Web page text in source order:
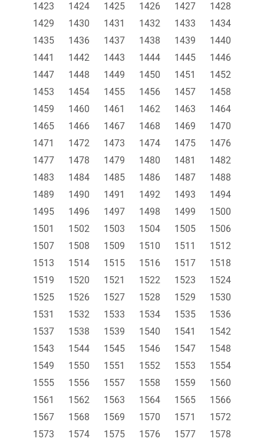
1423
1424 1425 1426 1427
1428
1429
1430 1431 1432 1433
1434
1435
1436 1437 1438 1439
1440
1441
1442 1443 1444 1445
1446
1447
1448 1449 1450 1451
1452
1453
1454 1455 1456 1457
1458
1459
1460 1461 1462 1463
1464
1465
1466 1467 1468 1469
1470
1471
1472 1473 1474 1475
1476
1477
1478 1479 1480 1481
1482
1483
1484 1485 1486 1487
1488
1489
1490 1491 1492 1493
1494
1495
1496 1497 1498 1499
1500
1501
1502 1503 1504 1505
1506
1507
1508 1509 1510 1511
1512
1513
1514 1515 1516 1517
1518
1519
1520 1521 1522 1523
1524
1525
1526 1527 1528 1529
1530
1531
1532 1533 1534 1535
1536
1537
1538 1539 1540 1541
1542
1543
1544 1545 1546 1547
1548
1549
1550 1551 1552 1553
1554
1555
1556 1557 1558 1559
1560
1561
1562 1563 1564 1565
1566
1567
1568 1569 1570 1571
1572
1573
1574 1575 1576 1577
1578